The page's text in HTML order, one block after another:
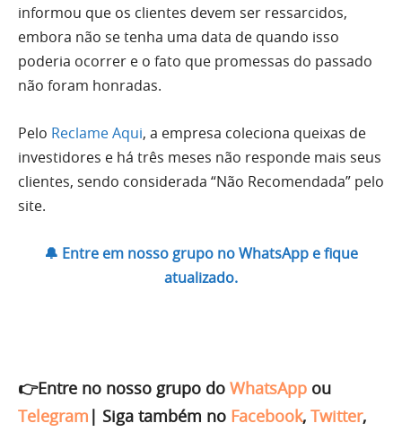
informou que os clientes devem ser ressarcidos,
embora não se tenha uma data de quando isso
poderia ocorrer e o fato que promessas do passado
não foram honradas.
Pelo Reclame Aqui, a empresa coleciona queixas de
investidores e há três meses não responde mais seus
clientes, sendo considerada “Não Recomendada” pelo
site.
🔔 Entre em nosso grupo no WhatsApp e fique
atualizado.
👉Entre no nosso grupo do WhatsApp ou
Telegram | Siga também no Facebook, Twitter,